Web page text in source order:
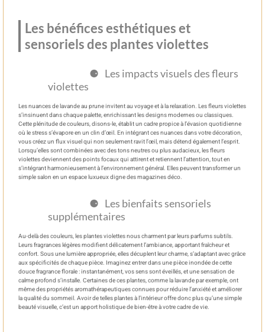
Les bénéfices esthétiques et
sensoriels des plantes violettes
Les impacts visuels des fleurs
violettes
Les nuances de lavande au prune invitent au voyage et à la relaxation. Les fleurs violettes
s’insinuent dans chaque palette, enrichissant les designs modernes ou classiques.
Cette plénitude de couleurs, disons-le, établit un cadre propice à l’évasion quotidienne
où le stress s’évapore en un clin d’œil. En intégrant ces nuances dans votre décoration,
vous créez un flux visuel qui non seulement ravit l’œil, mais détend également l’esprit.
Lorsqu’elles sont combinées avec des tons neutres ou plus audacieux, les fleurs
violettes deviennent des points focaux qui attirent et retiennent l’attention, tout en
s’intégrant harmonieusement à l’environnement général. Elles peuvent transformer un
simple salon en un espace luxueux digne des magazines déco.
Les bienfaits sensoriels
supplémentaires
Au-delà des couleurs, les plantes violettes nous charment par leurs parfums subtils.
Leurs fragrances légères modifient délicatement l’ambiance, apportant fraîcheur et
confort. Sous une lumière appropriée, elles décuplent leur charme, s’adaptant avec grâce
aux spécificités de chaque pièce. Imaginez entrer dans une pièce inondée de cette
douce fragrance florale : instantanément, vos sens sont éveillés, et une sensation de
calme profond s’installe. Certaines de ces plantes, comme la lavande par exemple, ont
même des propriétés aromathérapeutiques connues pour réduire l’anxiété et améliorer
la qualité du sommeil. Avoir de telles plantes à l’intérieur offre donc plus qu’une simple
beauté visuelle, c’est un apport holistique de bien-être à votre cadre de vie.